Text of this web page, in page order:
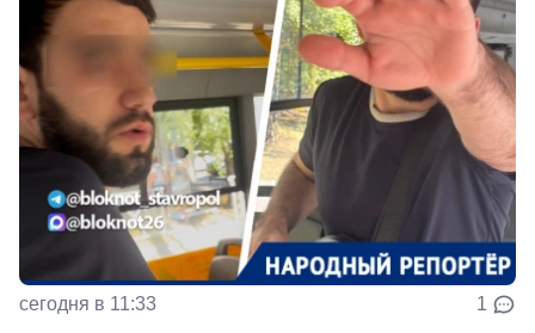
сегодня в 11:33 1